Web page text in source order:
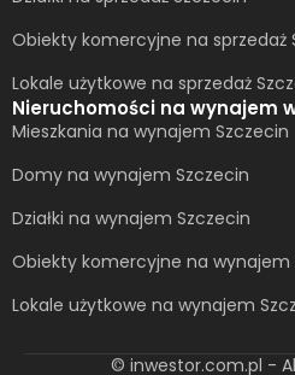
Obiekty komercyjne na sprzedaż
Lokale użytkowe na sprzedaż
Nieruchomości na wynajem
Mieszkania na wynajem Szczecin
Domy na wynajem Szczecin
Działki na wynajem Szczecin
Obiekty komercyjne na wynajem
Lokale użytkowe na wynajem
© inwestor.com.pl -